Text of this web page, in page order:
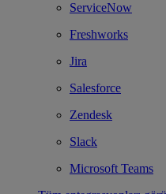
ServiceNow
Freshworks
Jira
Salesforce
Zendesk
Slack
Microsoft Teams